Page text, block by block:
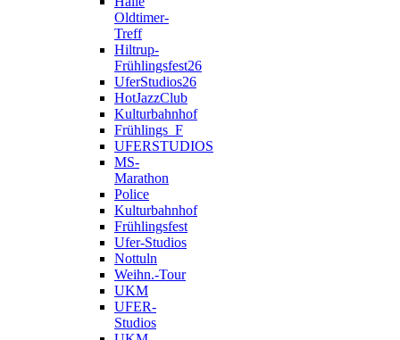
Oldtimer-
Treff
Hiltrup-
Frühlingsfest26
UferStudios26
HotJazzClub
Kulturbahnhof
Frühlings_F
UFERSTUDIOS
MS-
Marathon
Police
Kulturbahnhof
Frühlingsfest
Ufer-Studios
Nottuln
Weihn.-Tour
UKM
UFER-
Studios